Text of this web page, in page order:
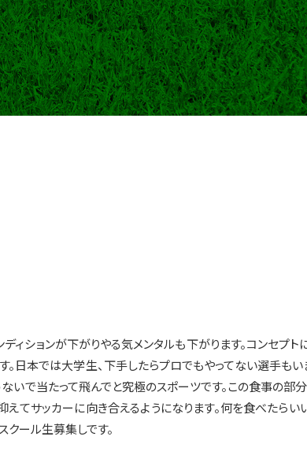
ションが下がりやる気メンタルも下がります。コンセプト
日本では大学生、下手したらプロでもやってない選手もい
いで当たって飛んでと究極のスポーツです。この食事の部
てサッカーに向き合えるようになります。何を食べたらい
ール生募集しです。